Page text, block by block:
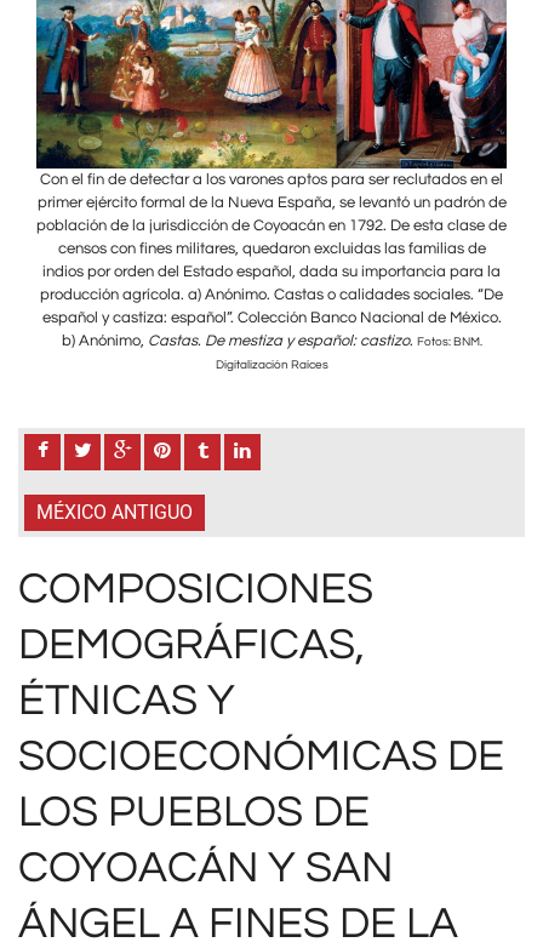
Con el fin de detectar a los varones aptos para ser reclutados en el
primer ejército formal de la Nueva España, se levantó un padrón de
población de la jurisdicción de Coyoacán en 1792. De esta clase de
censos con fines militares, quedaron excluidas las familias de
indios por orden del Estado español, dada su importancia para la
producción agrícola. a) Anónimo. Castas o calidades sociales. “De
español y castiza: español”. Colección Banco Nacional de México.
b) Anónimo, Castas. De mestiza y español: castizo. Fotos: BNM.
Digitalización Raíces
MÉXICO ANTIGUO
COMPOSICIONES
DEMOGRÁFICAS,
ÉTNICAS Y
SOCIOECONÓMICAS DE
LOS PUEBLOS DE
COYOACÁN Y SAN
ÁNGEL A FINES DE LA